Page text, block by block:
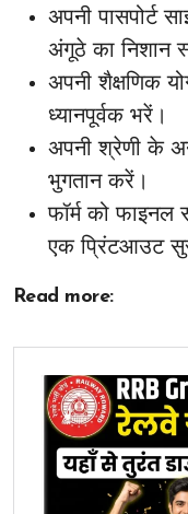
अपनी पासपोर्ट
अंगूठे का निशान
अपनी शैक्षणिक
ध्यानपूर्वक भरें।
अपनी श्रेणी के
भुगतान करें।
फॉर्म को
एक प्रिंटआउट
Read more: